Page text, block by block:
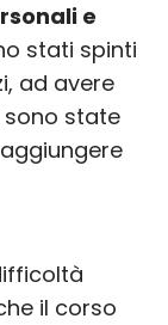
e
stati spinti
ad avere
state
il corso